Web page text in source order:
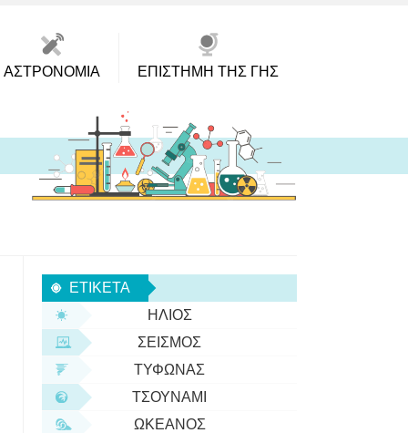
ΑΣΤΡΟΝΟΜΊΑ ΕΠΙΣΤΉΜΗ ΤΗΣ ΓΗΣ
ΕΤΙΚΈΤΑ
ΉΛΙΟΣ
ΣΕΙΣΜΌΣ
ΤΥΦΏΝΑΣ
ΤΣΟΥΝΆΜΙ
ΩΚΕΑΝΌΣ